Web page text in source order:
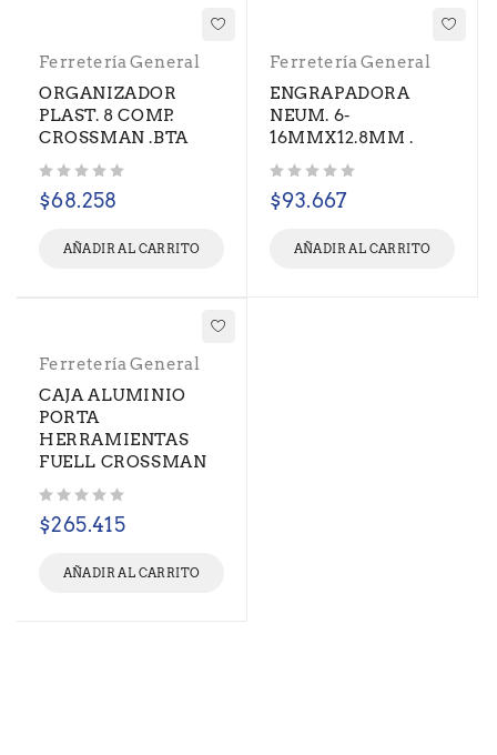
Ferretería General
ORGANIZADOR
PLAST. 8 COMP.
CROSSMAN .BTA
$68.258
AÑADIR AL CARRITO
Ferretería General
ENGRAPADORA
NEUM. 6-
16MMX12.8MM .
$93.667
AÑADIR AL CARRITO
Ferretería General
CAJA ALUMINIO
PORTA
HERRAMIENTAS
FUELL CROSSMAN
$265.415
AÑADIR AL CARRITO